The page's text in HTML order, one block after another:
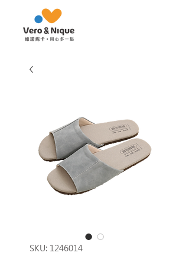
SKU: 1246014